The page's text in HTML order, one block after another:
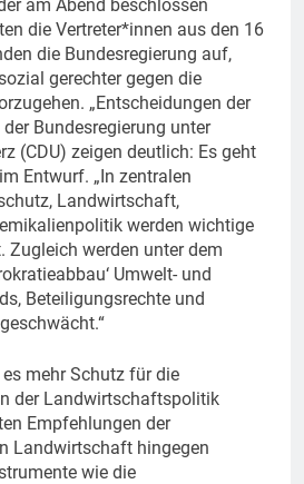
am Abend beschlossen
die Vertreter*innen aus den 16
die Bundesregierung auf,
gerechter gegen die
„Entscheidungen der
Bundesregierung unter
(CDU) zeigen deutlich: Es geht
Entwurf. „In zentralen
Landwirtschaft,
werden wichtige
Zugleich werden unter dem
Umwelt- und
Beteiligungsrechte und
mehr Schutz für die
der Landwirtschaftspolitik
Empfehlungen der
Landwirtschaft hingegen
wie die